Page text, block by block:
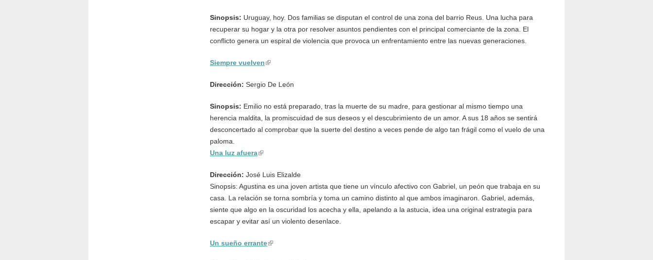
Sinopsis: Uruguay, hoy. Dos familias se disputan el control de una zona del barrio Reus. Una lucha para
recuperar su hogar y la otra por resolver asuntos pendientes con el principal comerciante de la zona. El
conflicto genera un espiral de violencia que provoca un enfrentamiento entre las nuevas generaciones.
Siempre vuelven(link is external)
Dirección: Sergio De León
Sinopsis: Emilio no está preparado, tras la muerte de su madre, para gestionar al mismo tiempo una
herencia maldita, la promiscuidad de sus deseos y el descubrimiento de un amor. A sus 18 años se sentirá
desconcertado al comprobar que la suerte del destino a veces pende de algo tan frágil como el vuelo de una
paloma.
Una luz afuera(link is external)
Dirección: José Luis Elizalde
Sinopsis: Agustina es una joven artista que tiene un vínculo afectivo con Gabriel, un peón que trabaja en su
casa. La relación se torna sombría y toma un camino distinto al que ambos imaginaron. Gabriel, además,
siente que algo en la oscuridad los acecha y ella, apelando a la astucia, idea una original estrategia para
escapar y evitar así un violento desenlace.
Un sueño errante(link is external)